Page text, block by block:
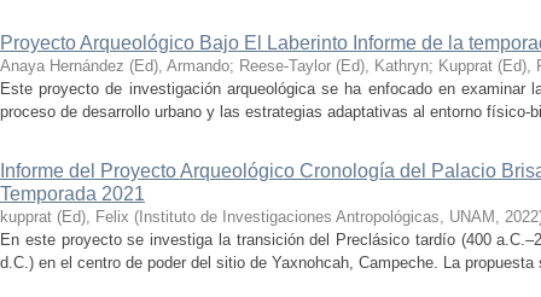
Proyecto Arqueológico Bajo El Laberinto Informe de la
Anaya Hernández (Ed), Armando; Reese-Taylor (Ed), Kathryn; Kupprat (Ed),
Este proyecto de investigación arqueológica se ha enfocado en examinar
proceso de desarrollo urbano y las estrategias adaptativas al entorno físico-
Informe del Proyecto Arqueológico Cronología del Palacio
Temporada 2021
kupprat (Ed), Felix ( Instituto de Investigaciones Antropológicas, UNAM , 2022
En este proyecto se investiga la transición del Preclásico tardío (400
d.C.) en el centro de poder del sitio de Yaxnohcah, Campeche. La